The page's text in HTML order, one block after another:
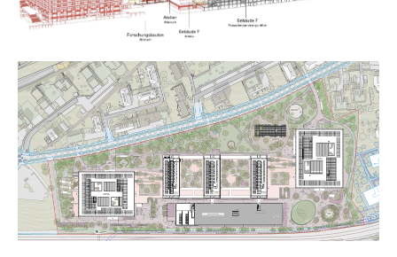
Schulferien
Schuldienste
Betreuungsangebote
Schulliste
Heilpädagogische Schulen
Freiwilliger Schulsport
Hochschule PHLU
Stipendien Hochschule Luzern hslu
Pädagogische Hochschule Luzern, PH Luzern, UniLU,
swissuniversities (Dachorganisation der Schweizer
swissuniversities
Universität Luzern
Fachstelle Hochschulbildung
Vorschule
Kindergarten, Kinderkrippe, Krippe, Kinderhort,
Kindertagesstätte, Spielgruppe, Tagesmutter,
Freiwilliges Kindergarten Jahr
Kinderbetreuung
Freiwilliges Kindergarten Jahr
Frühe Sprachförderung
Gesundheit und Soziales